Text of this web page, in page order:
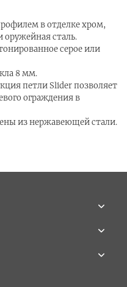
в отделке хром,
сталь.
серое или
8 мм.
петли Slider позволяет
ограждения в
из нержавеющей стали.